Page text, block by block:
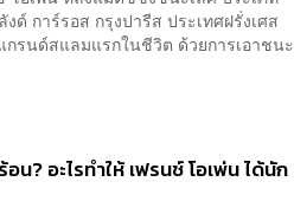
การ์รอส กรุงปารีส ประเทศฝรั่งเศส
รนด์สแลมแรกในชีวิต ด้วยการเอาชนะ
? อะไรทำให้ เฟรนช์ โอเพ่น ได้นัก